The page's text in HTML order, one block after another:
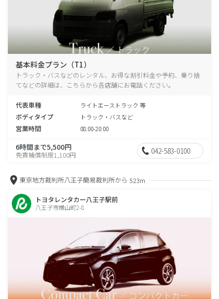
基本料金プラン（T1）
トラック・バスなどのレンタル、お得な割引料金や予約、乗り捨
てなどの詳細は、こちらから各店舗にお電話ください。
代表車種 ライトエーストラック 等
ボディタイプ トラック・バスなど
営業時間 08:00-20:00
6時間まで5,500円
免責補償制度1,100円 042-583-0100
東京地方裁判所八王子簡易裁判所から 523m
トヨタレンタカー八王子駅前
八王子市横山町2-8